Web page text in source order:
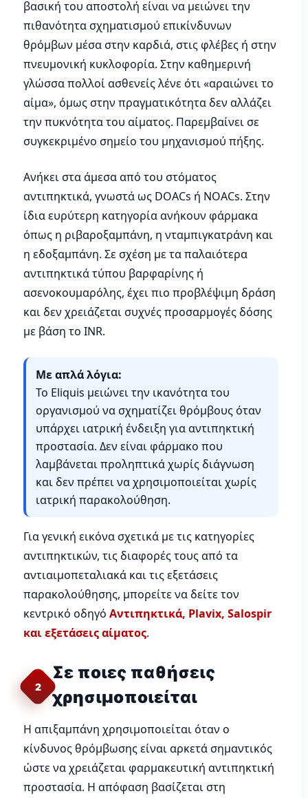
βασική του αποστολή είναι να μειώνει την
πιθανότητα σχηματισμού επικίνδυνων
θρόμβων μέσα στην καρδιά, στις φλέβες ή στην
πνευμονική κυκλοφορία. Στην καθημερινή
γλώσσα πολλοί ασθενείς λένε ότι «αραιώνει το
αίμα», όμως στην πραγματικότητα δεν αλλάζει
την πυκνότητα του αίματος. Παρεμβαίνει σε
συγκεκριμένο σημείο του μηχανισμού πήξης.
Ανήκει στα άμεσα από του στόματος
αντιπηκτικά, γνωστά ως DOACs ή NOACs. Στην
ίδια ευρύτερη κατηγορία ανήκουν φάρμακα
όπως η ριβαροξαμπάνη, η νταμπιγκατράνη και
η εδοξαμπάνη. Σε σχέση με τα παλαιότερα
αντιπηκτικά τύπου βαρφαρίνης ή
ασενοκουμαρόλης, έχει πιο προβλέψιμη δράση
και δεν χρειάζεται συχνές προσαρμογές δόσης
με βάση το INR.
Με απλά λόγια:
Το Eliquis μειώνει την ικανότητα του
οργανισμού να σχηματίζει θρόμβους όταν
υπάρχει ιατρική ένδειξη για αντιπηκτική
προστασία. Δεν είναι φάρμακο που
λαμβάνεται προληπτικά χωρίς διάγνωση
και δεν πρέπει να χρησιμοποιείται χωρίς
ιατρική παρακολούθηση.
Για γενική εικόνα σχετικά με τις κατηγορίες
αντιπηκτικών, τις διαφορές τους από τα
αντιαιμοπεταλιακά και τις εξετάσεις
παρακολούθησης, μπορείτε να δείτε τον
κεντρικό οδηγό Αντιπηκτικά, Plavix, Salospir
και εξετάσεις αίματος.
2
Σε ποιες παθήσεις
χρησιμοποιείται
Η απιξαμπάνη χρησιμοποιείται όταν ο
κίνδυνος θρόμβωσης είναι αρκετά σημαντικός
ώστε να χρειάζεται φαρμακευτική αντιπηκτική
προστασία. Η απόφαση βασίζεται στη